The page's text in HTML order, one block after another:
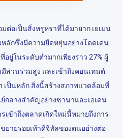
ต่อเป็นสิ่งหรูหราที่ได้มายาก เยเมน
ลักซึ่งมีความยืดหยุ่นอย่างโดดเด่น
อยู่ในระดับต่ำมากเพียงราว 27% ผู้
ส่วนร่วมสูง และเข้าถึงคอนเทนต์
เป็นหลัก สิ่งนี้สร้างสภาพแวดล้อมที่
กลางสำคัญอย่างซานาและเอเดน
เข้าถึงตลาดเกิดใหม่นี้หมายถึงการ
ยายรอยเท้าดิจิทัลของตนอย่างต่อ